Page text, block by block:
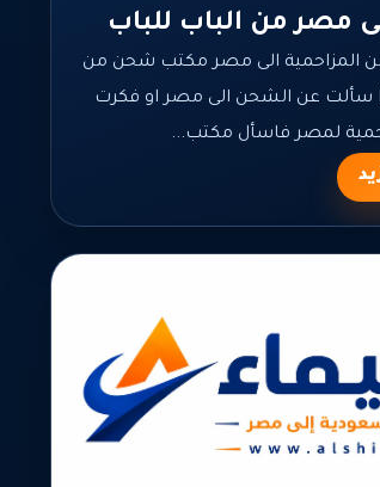
مصر من الباب للباب
المزاحمية الى مصر مكتب شحن من
سألت عن الشحن الى مصر او فكرت
لمصر فاسأل مكتب...